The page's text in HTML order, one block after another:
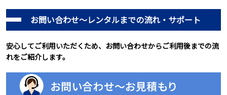
お問い合わせ～レンタルまでの流れ・サポート
安心してご利用いただくため、お問い合わせからご利用後までの流
れをご紹介します。